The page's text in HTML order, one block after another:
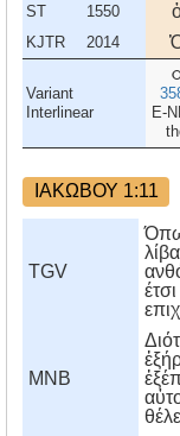
ST 1550
KJTR 2014
Variant
Interlinear
E-
ΙΑΚΩΒΟΥ 1:11
TGV
MNB